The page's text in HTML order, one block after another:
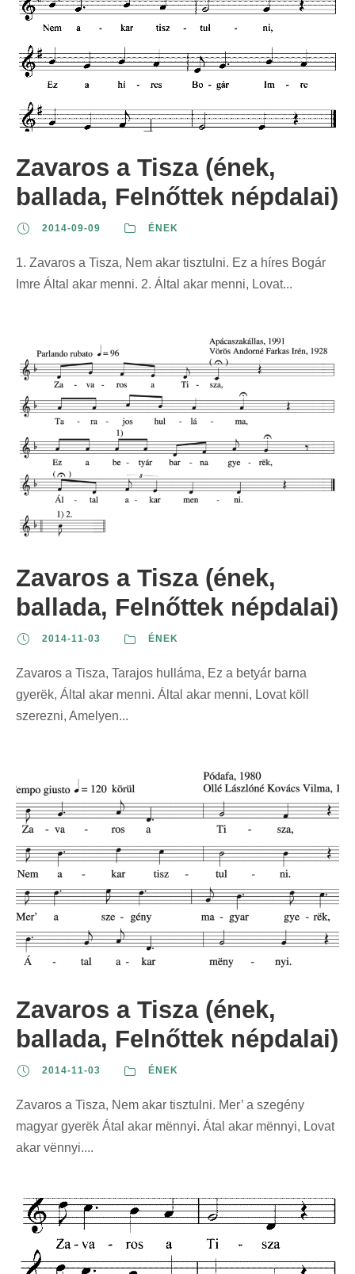
Zavaros a Tisza (ének,
ballada, Felnőttek népdalai)
2014-09-09 ÉNEK
1. Zavaros a Tisza, Nem akar tisztulni. Ez a híres Bogár
Imre Által akar menni. 2. Által akar menni, Lovat...
Zavaros a Tisza (ének,
ballada, Felnőttek népdalai)
2014-11-03 ÉNEK
Zavaros a Tisza, Tarajos hulláma, Ez a betyár barna
gyerëk, Által akar menni. Által akar menni, Lovat köll
szerezni, Amelyen...
Zavaros a Tisza (ének,
ballada, Felnőttek népdalai)
2014-11-03 ÉNEK
Zavaros a Tisza, Nem akar tisztulni. Mer’ a szegény
magyar gyerëk Átal akar mënnyi. Átal akar mënnyi, Lovat
akar vënnyi....